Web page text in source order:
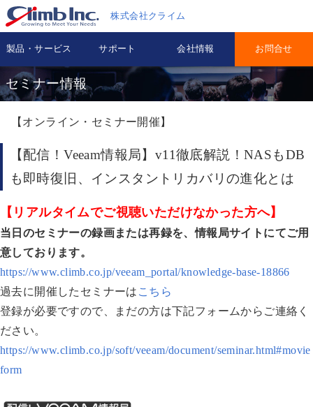
株式会社クライム
製品・サービス サポート 会社情報 お問合せ
セミナー情報
【オンライン・セミナー開催】
【配信！Veeam情報局】v11徹底解説！NASもDB
も即時復旧、インスタントリカバリの進化とは
【リアルタイムでご視聴いただけなかった方へ】
当日のセミナーの録画または再録を、情報局サイトにてご用
意しております。
https://www.climb.co.jp/veeam_portal/knowledge-base-18866
過去に開催したセミナーは こちら
登録が必要ですので、まだの方は下記フォームからご連絡く
ださい。
https://www.climb.co.jp/soft/veeam/document/seminar.html#movie
form